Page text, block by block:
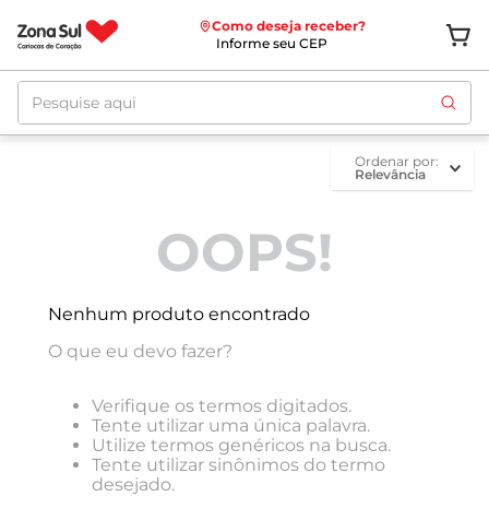
Como deseja receber?
Informe seu CEP
Pesquise aqui
ordenar por
Relevância
OOPS!
Nenhum produto encontrado
O que eu devo fazer?
Verifique os termos digitados.
Tente utilizar uma única palavra.
Utilize termos genéricos na busca.
Tente utilizar sinônimos do termo
desejado.